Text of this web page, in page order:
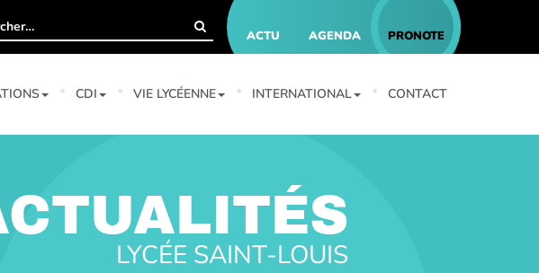
:
PRONOTE
AGENDA
ACTU
CDI VIE LYCÉENNE INTERNATIONAL CONTACT
LYCÉE SAINT-LOUIS